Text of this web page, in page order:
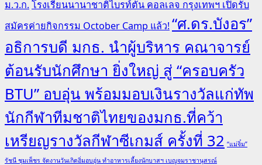
ม.ว.ก.โรงเรียนนานาชาติไบรท์ตัน คอลเลจ กรุงเทพฯ เปิดรับ
สมัครค่ายกิจกรรม October Camp แล้ว!“ศ.ดร.บังอร”
อธิการบดี มกธ. นำผู้บริหาร คณาจารย์
ต้อนรับนักศึกษา ยิ่งใหญ่ สู่ “ครอบครัว
BTU” อบอุ่น พร้อมมอบเงินรางวัลแก่ทัพ
นักกีฬาทีมชาติไทยของมกธ.ที่คว้า
เหรียญรางวัลกีฬาซีเกมส์ ครั้งที่ 32 “แม่จิ๋ม”
รัชนี ชุมเพ็ชร จัดงานวันเกิดอิ่มอบอุ่น ทำอาหารเลี้ยงนักบาสฯ เบญจมราชานุสรณ์